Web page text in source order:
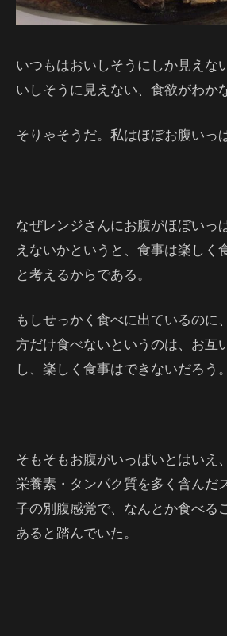
いつもはおいしそうにしか見えな
いしそうに見えない、食欲がわか
そりゃそうだ。私はほぼお腹いっ
なぜレンジさんにお腹がほぼいっ
えないかというと、食事は楽しく
と考えるからである。
もしせっかく食べに出ているのに
方だけ食べないというのは、お互
し、楽しく食事はできないだろう。
そもそもお腹がいっぱいとはいえ
栄養素・タンパク質を多く含んだ
子の別腹感覚で、なんとか食べる
あると踏んでいた。